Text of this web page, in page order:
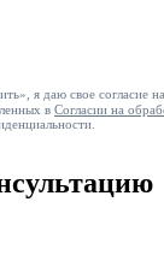
я даю свое согласие
в Согласии на